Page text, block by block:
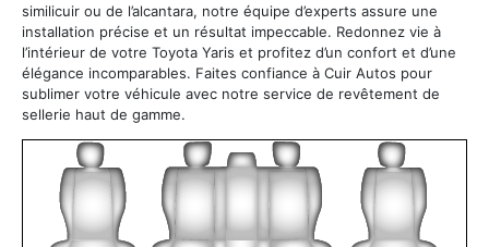
similicuir ou de l’alcantara, notre équipe d’experts assure une
installation précise et un résultat impeccable. Redonnez vie à
l’intérieur de votre Toyota Yaris et profitez d’un confort et d’une
élégance incomparables. Faites confiance à Cuir Autos pour
sublimer votre véhicule avec notre service de revêtement de
sellerie haut de gamme.